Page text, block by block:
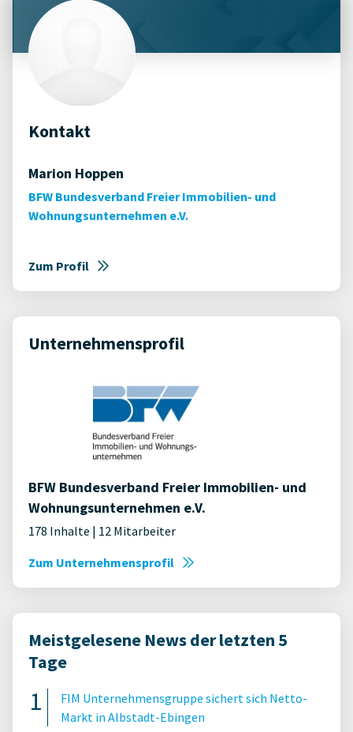
Kontakt
Marion Hoppen
BFW Bundesverband Freier Immobilien- und
Wohnungsunternehmen e.V.
Zum Profil
Unternehmensprofil
BFW Bundesverband Freier Immobilien- und
Wohnungsunternehmen e.V.
178 Inhalte | 12 Mitarbeiter
Zum Unternehmensprofil
Meistgelesene News der letzten 5
Tage
FIM Unternehmensgruppe sichert sich Netto-
Markt in Albstadt-Ebingen